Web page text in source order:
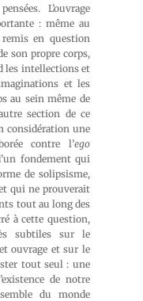
L’ouvrage
: même au
en question
son propre corps,
les intellections et
et les
au sein même de
section de ce
considération une
contre l’ego
fondement qui
de solipsisme,
qui ne prouverait
tout au long des
à cette question,
subtiles sur le
ouvrage et sur le
tout seul : une
de notre
du monde